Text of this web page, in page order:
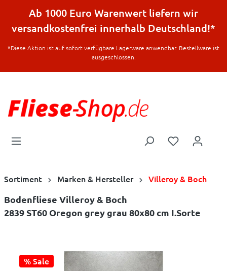
springen
Ab 1000 Euro Warenwert liefern wir
versandkostenfrei innerhalb Deutschland!*
*Diese Aktion ist auf sofort verfügbare Lagerware anwendbar. Bestellware ist
ausgeschlossen.
Sortiment Marken & Hersteller Villeroy & Boch
Bodenfliese Villeroy & Boch
2839 ST60 Oregon grey grau 80x80 cm I.Sorte
% Sale